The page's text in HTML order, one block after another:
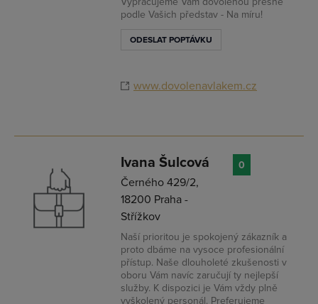
podle Vašich představ - Na míru!
ODESLAT POPTÁVKU
www.dovolenavlakem.cz
Ivana Šulcová
Černého 429/2,
18200 Praha -
Střížkov
Naší prioritou je spokojený zákazník a
proto dbáme na vysoce profesionální
přístup. Naše dlouholeté zkušenosti v
oboru Vám navíc zaručují ty nejlepší
služby. K dispozici je Vám vždy plně
vyškolený personál. Preferujeme
0